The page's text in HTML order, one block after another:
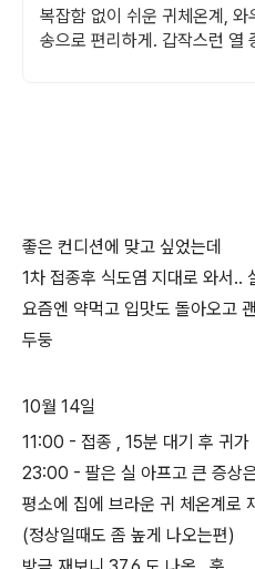
품
복잡함 없이 쉬운 귀체온계, 와
송으로 편리하게. 갑작스런 열
좋은 컨디션에 맞고 싶었는데
1차 접종후 식도염 지대로 와서..
요즘엔 약먹고 입맛도 돌아오고
두둥
10월 14일
11:00 - 접종 , 15분 대기 후 귀가
23:00 - 팔은 실 아프고 큰 증상
평소에 집에 브라운 귀 체온계로
(정상일때도 좀 높게 나오는편)